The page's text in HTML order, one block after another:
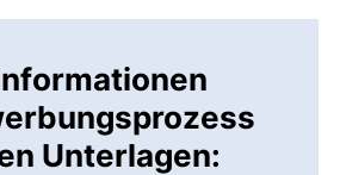
Unterlagen: